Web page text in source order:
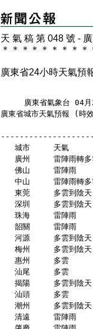
天 氣 稿 第 048 號 -
＊
＊ ＊ ＊ ＊ ＊ ＊ ＊ ＊
廣東省24小時天氣預
廣東省氣象台 04
廣東省城市天氣預報 (時
城市     天氣
廣州     雷陣雨轉
佛山     雷陣雨
中山     雷陣雨轉
東莞     多雲到陰
深圳     多雲到陰
珠海     雷陣雨
韶關     雷陣雨
河源     多雲到陰
梅州     多雲到陰
惠州     多雲
汕尾     多雲
揭陽     多雲到陰
汕頭     多雲
潮州     多雲到陰
清遠     雷陣雨